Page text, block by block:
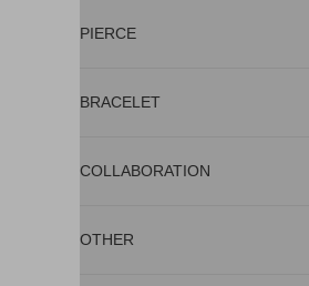
PIERCE
BRACELET
COLLABORATION
OTHER